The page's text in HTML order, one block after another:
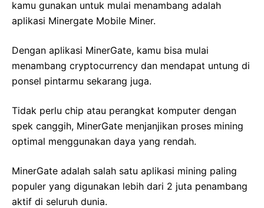
kamu gunakan untuk mulai menambang adalah
aplikasi Minergate Mobile Miner.
Dengan aplikasi MinerGate, kamu bisa mulai
menambang cryptocurrency dan mendapat untung di
ponsel pintarmu sekarang juga.
Tidak perlu chip atau perangkat komputer dengan
spek canggih, MinerGate menjanjikan proses mining
optimal menggunakan daya yang rendah.
MinerGate adalah salah satu aplikasi mining paling
populer yang digunakan lebih dari 2 juta penambang
aktif di seluruh dunia.